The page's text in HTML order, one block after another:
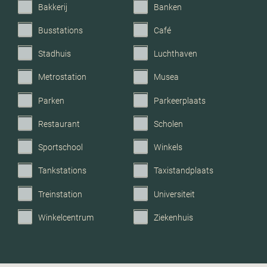
Bakkerij Banken
Busstations Café
Stadhuis Luchthaven
Metrostation Musea
Parken Parkeerplaats
Restaurant Scholen
Sportschool Winkels
Tankstations Taxistandplaats
Treinstation Universiteit
Winkelcentrum Ziekenhuis